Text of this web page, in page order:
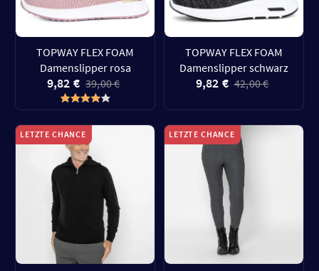
TOPWAY FLEX FOAM
Damenslipper rosa
9,82 € 39,00 €
TOPWAY FLEX FOAM
Damenslipper schwarz
9,82 € 42,00 €
LETZTE CHANCE LETZTE CHANCE